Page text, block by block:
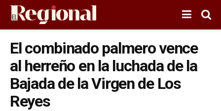
El combinado palmero vence
al herreño en la luchada de la
Bajada de la Virgen de Los
Reyes